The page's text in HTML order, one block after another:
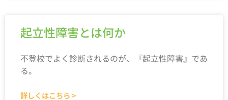
起立性障害とは何か
不登校でよく診断されるのが、『起立性障害』であ
る。
詳しくはこちら >